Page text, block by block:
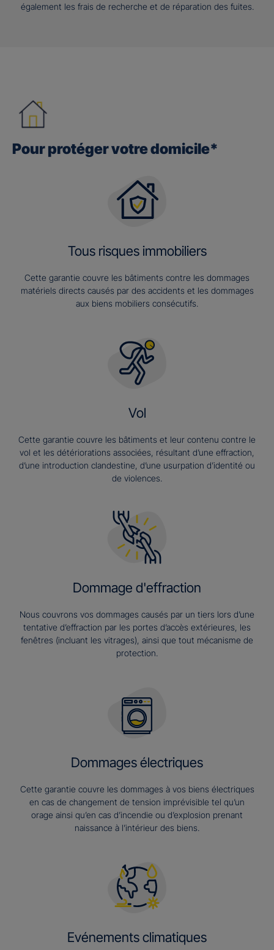
également les frais de recherche et de réparation des fuites.
Pour protéger votre domicile*
Tous risques immobiliers
Cette garantie couvre les bâtiments contre les dommages
matériels directs causés par des accidents et les dommages
aux biens mobiliers consécutifs.
Vol
Cette garantie couvre les bâtiments et leur contenu contre le
vol et les détériorations associées, résultant d’une effraction,
d’une introduction clandestine, d’une usurpation d’identité ou
de violences.
Dommage d'effraction
Nous couvrons vos dommages causés par un tiers lors d’une
tentative d’effraction par les portes d’accès extérieures, les
fenêtres (incluant les vitrages), ainsi que tout mécanisme de
protection.
Dommages électriques
Cette garantie couvre les dommages à vos biens électriques
en cas de changement de tension imprévisible tel qu’un
orage ainsi qu’en cas d’incendie ou d’explosion prenant
naissance à l’intérieur des biens.
Evénements climatiques